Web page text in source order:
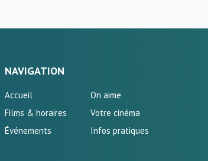
NAVIGATION
Accueil
Films & horaires
Événements
On aime
Votre cinéma
Infos pratiques